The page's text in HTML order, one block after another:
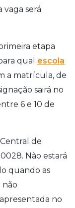
vaga será
etapa
qual escola
a matrícula, de
sairá no
6 e 10 de
de
Não estará
quando as
não
no